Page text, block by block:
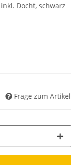
Docht, schwarz
Frage zum Artikel